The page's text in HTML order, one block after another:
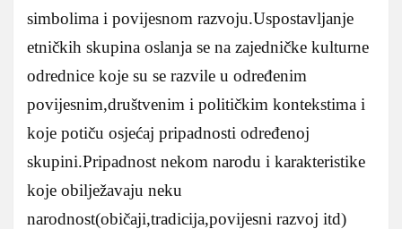
simbolima i povijesnom razvoju.Uspostavljanje
etničkih skupina oslanja se na zajedničke kulturne
odrednice koje su se razvile u određenim
povijesnim,društvenim i političkim kontekstima i
koje potiču osjećaj pripadnosti određenoj
skupini.Pripadnost nekom narodu i karakteristike
koje obilježavaju neku
narodnost(običaji,tradicija,povijesni razvoj itd)